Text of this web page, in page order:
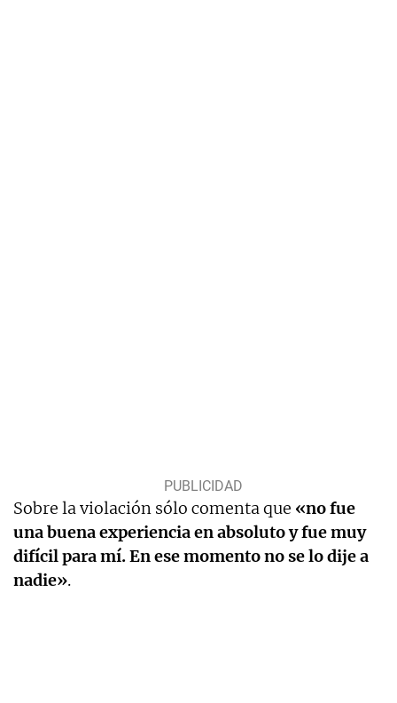
Sobre la violación sólo comenta que «no fue
una buena experiencia en absoluto y fue muy
difícil para mí. En ese momento no se lo dije a
nadie».